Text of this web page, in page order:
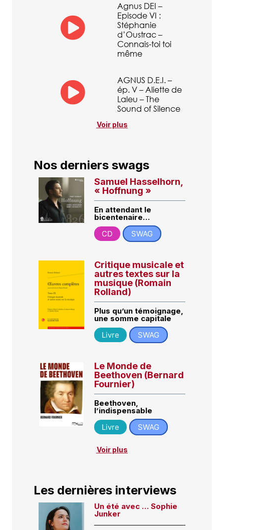
Agnus DEI –
Episode VI :
Stéphanie
d’Oustrac –
Connais-toi toi
même
AGNUS D.E.I. –
ép. V – Aliette de
Laleu – The
Sound of Silence
Voir plus
Nos derniers swags
Samuel Hasselhorn,
« Hoffnung »
En attendant le
bicentenaire…
CD
SWAG
Critique musicale et
autres textes sur la
musique (Romain
Rolland)
Plus qu’un témoignage,
une somme capitale
Livre
SWAG
Le Monde de
Beethoven (Bernard
Fournier)
Beethoven,
l’indispensable
Livre
SWAG
Voir plus
Les dernières interviews
Un été avec … Sophie
Junker